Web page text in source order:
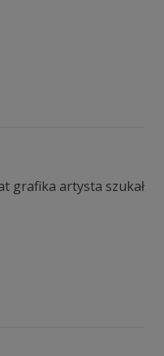
grafika artysta szukał